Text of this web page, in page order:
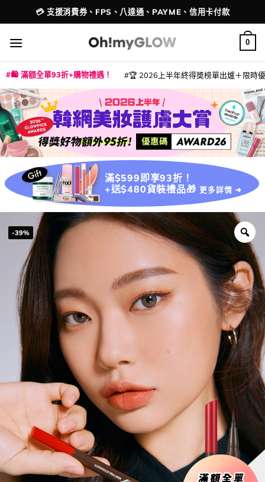
to
content
配送港澳
💳 支援消費券、FPS、八達通、PAYME、信用卡付款
0
🛍️ 滿額全單93折+購物禮遇！ 🏆 2026上半年終得奬榜單出爐＋限時
滿$599即享93折！
+送$480貨裝禮品🎁 更多詳情 ➜
-39%